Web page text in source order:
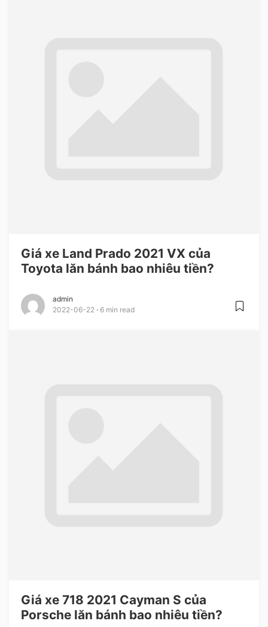
Giá xe Land Prado 2021 VX của
Toyota lăn bánh bao nhiêu tiền?
admin
2022-06-22
6 min read
Giá xe 718 2021 Cayman S của
Porsche lăn bánh bao nhiêu tiền?